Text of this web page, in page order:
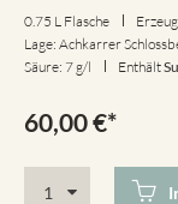
0.75 L Flasche
Lage: Achkarrer
Säure: 7 g/l
Enthält
60,00€*